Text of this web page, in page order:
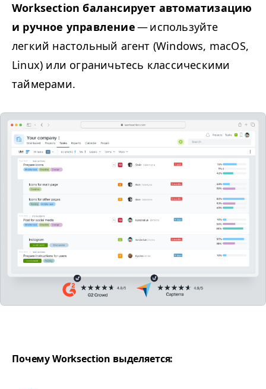
Worksection балансирует автоматизацию
и ручное управление— используйте
легкий настольный агент (Windows, macOS,
Linux) или ограничьтесь классическими
таймерами.
Почему Worksection выделяется: